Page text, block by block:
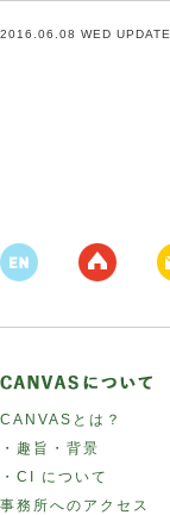
2016.06.08 WED UPDATE
CANVASとは？
・趣旨・背景
・CI について
事務所へのアクセス